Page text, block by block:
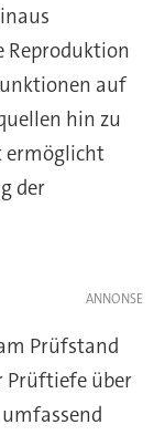
Reproduktion
auf
hin zu
ermöglicht
der
Prüfstand
Prüftiefe über